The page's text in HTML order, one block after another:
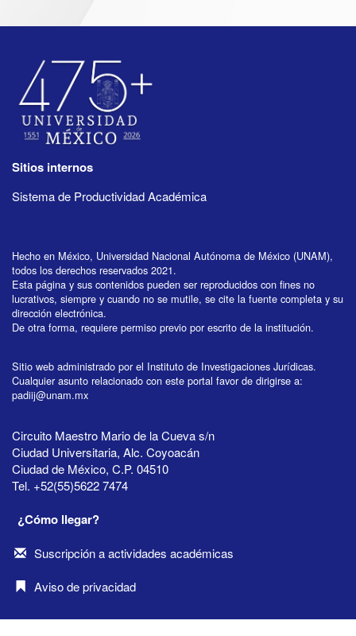
Sitios internos
Sistema de Productividad Académica
Hecho en México, Universidad Nacional Autónoma de México (UNAM),
todos los derechos reservados 2021.
Esta página y sus contenidos pueden ser reproducidos con fines no
lucrativos, siempre y cuando no se mutile, se cite la fuente completa y su
dirección electrónica.
De otra forma, requiere permiso previo por escrito de la institución.
Sitio web administrado por el Instituto de Investigaciones Jurídicas.
Cualquier asunto relacionado con este portal favor de dirigirse a:
padiij@unam.mx
Circuito Maestro Mario de la Cueva s/n
Ciudad Universitaria, Alc. Coyoacán
Ciudad de México, C.P. 04510
Tel. +52(55)5622 7474
¿Cómo llegar?
Suscripción a actividades académicas
Aviso de privacidad